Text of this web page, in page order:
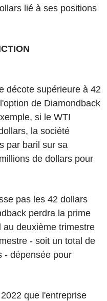
lié à ses positions
décote supérieure à 42
de Diamondback
si le WTI
la société
par baril sur sa
de dollars pour
pas les 42 dollars
perdra la prime
deuxième trimestre
- soit un total de
- dépensée pour
que l'entreprise